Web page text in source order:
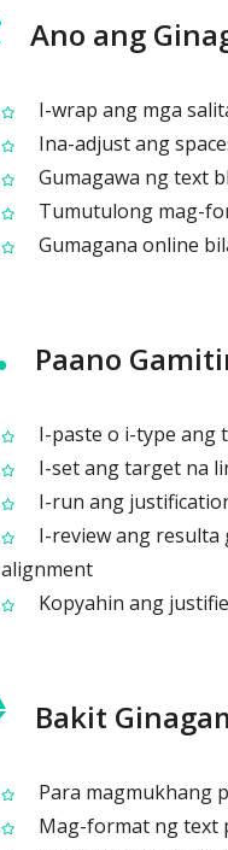
Ano ang
I-wrap ang mga
Ina-adjust ang
Gumagawa ng text
Tumutulong mag-
Gumagana online
Paano
I-paste o i-type ang
I-set ang target na
I-run ang
I-review ang resulta
alignment
Kopyahin ang
Bakit
Para magmukhang
Mag-format ng text